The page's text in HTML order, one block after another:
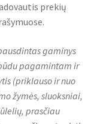
prekių
gaminys
pagamintam ir
(priklauso ir nuo
žymės, sluoksniai,
prasčiau